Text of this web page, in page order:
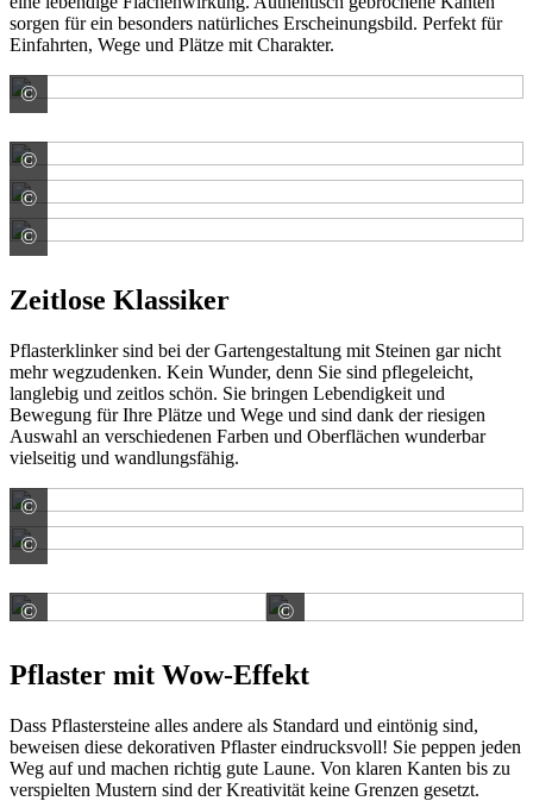
sorgen für ein besonders natürliches Erscheinungsbild. Perfekt für
Einfahrten, Wege und Plätze mit Charakter.
© Rünz & Hoffend GmbH & Co. KG
© Rünz & Hoffend GmbH & Co. KG
© Rünz & Hoffend GmbH & Co. KG
© Rünz & Hoffend GmbH & Co. KG
Zeitlose Klassiker
Pflasterklinker sind bei der Gartengestaltung mit Steinen gar nicht
mehr wegzudenken. Kein Wunder, denn Sie sind pflegeleicht,
langlebig und zeitlos schön. Sie bringen Lebendigkeit und
Bewegung für Ihre Plätze und Wege und sind dank der riesigen
Auswahl an verschiedenen Farben und Oberflächen wunderbar
vielseitig und wandlungsfähig.
© Vandersanden Deutschland GmbH
© Vandersanden Deutschland GmbH
© Vandersanden Deutschland GmbH
©
Pflaster mit Wow-Effekt
Dass Pflastersteine alles andere als Standard und eintönig sind,
beweisen diese dekorativen Pflaster eindrucksvoll! Sie peppen jeden
Weg auf und machen richtig gute Laune. Von klaren Kanten bis zu
verspielten Mustern sind der Kreativität keine Grenzen gesetzt.